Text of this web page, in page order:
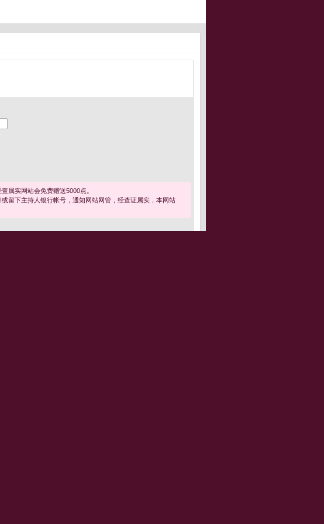
属实网站会免费赠送5000点。
留下主持人银行帐号，通知网站网管，经查证属实，本网站